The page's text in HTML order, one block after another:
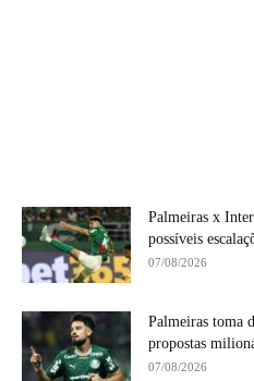
Palmeiras x
possíveis
07/08/2026
Palmeiras toma
propostas
07/08/2026